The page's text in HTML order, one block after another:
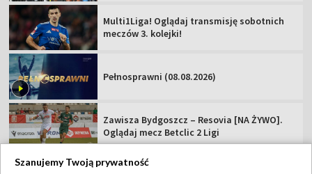
Multi1Liga! Oglądaj transmisję sobotnich
meczów 3. kolejki!
Pełnosprawni (08.08.2026)
Zawisza Bydgoszcz – Resovia [NA ŻYWO].
Oglądaj mecz Betclic 2 Ligi
Szanujemy Twoją prywatność